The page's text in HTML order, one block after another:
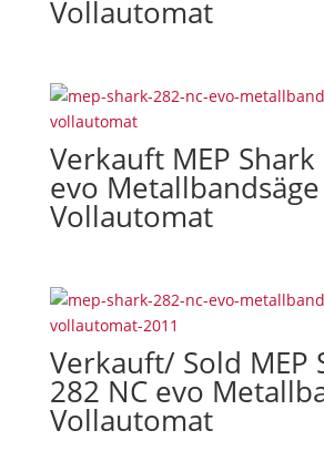
Vollautomat
Verkauft MEP Shark
evo Metallbandsäge
Vollautomat
Verkauft/ Sold MEP
282 NC evo
Vollautomat